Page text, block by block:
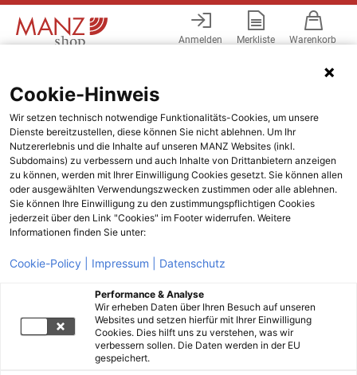
Anmelden Merkliste Warenkorb
Cookie-Hinweis
Wir setzen technisch notwendige Funktionalitäts-Cookies, um unsere
Dienste bereitzustellen, diese können Sie nicht ablehnen. Um Ihr
Nutzererlebnis und die Inhalte auf unseren MANZ Websites (inkl.
Subdomains) zu verbessern und auch Inhalte von Drittanbietern anzeigen
zu können, werden mit Ihrer Einwilligung Cookies gesetzt. Sie können allen
oder ausgewählten Verwendungszwecken zustimmen oder alle ablehnen.
Sie können Ihre Einwilligung zu den zustimmungspflichtigen Cookies
jederzeit über den Link "Cookies" im Footer widerrufen. Weitere
Informationen finden Sie unter:
Cookie-Policy | Impressum | Datenschutz
Performance & Analyse
Wir erheben Daten über Ihren Besuch auf unseren
Websites und setzen hierfür mit Ihrer Einwilligung
Cookies. Dies hilft uns zu verstehen, was wir
verbessern sollen. Die Daten werden in der EU
gespeichert.